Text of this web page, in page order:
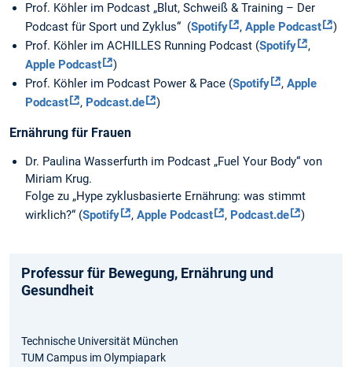
Prof. Köhler im Podcast „Blut, Schweiß & Training – Der
Podcast für Sport und Zyklus“ (Spotify , Apple Podcast
)
Prof. Köhler im ACHILLES Running Podcast (Spotify
,
Apple Podcast
)
Prof. Köhler im Podcast Power & Pace (Spotify , Apple
Podcast
, Podcast.de )
Ernährung für Frauen
Dr. Paulina Wasserfurth im Podcast „Fuel Your Body“ von
Miriam Krug.
Folge zu „Hype zyklusbasierte Ernährung: was stimmt
wirklich?“ (Spotify , Apple Podcast , Podcast.de )
Professur für Bewegung, Ernährung und
Gesundheit
Technische Universität München
TUM Campus im Olympiapark